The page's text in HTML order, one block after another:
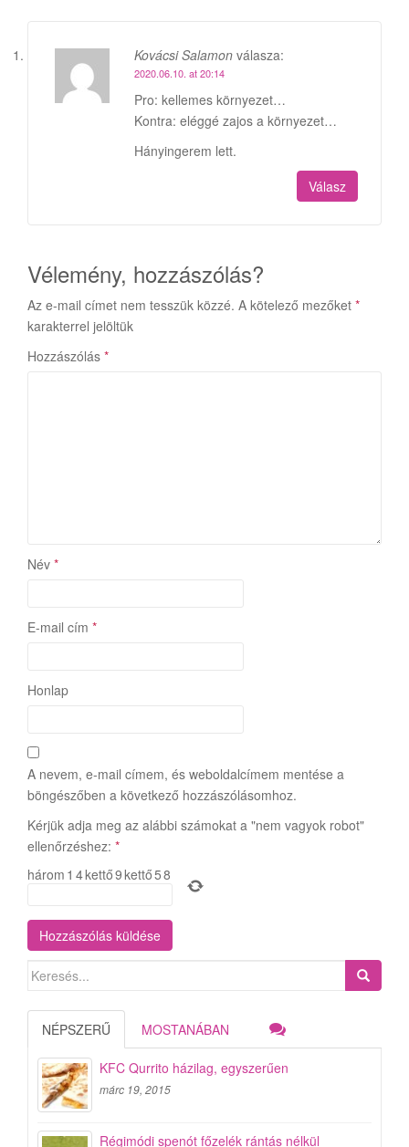
Kovácsi Salamon válasza:
2020.06.10. at 20:14
Pro: kellemes környezet…
Kontra: eléggé zajos a környezet…
Hányingerem lett.
Válasz
Vélemény, hozzászólás?
Az e-mail címet nem tesszük közzé. A kötelező mezőket *
karakterrel jelöltük
Hozzászólás *
Név *
E-mail cím *
Honlap
A nevem, e-mail címem, és weboldalcímem mentése a
böngészőben a következő hozzászólásomhoz.
Kérjük adja meg az alábbi számokat a "nem vagyok robot"
ellenőrzéshez: *
három 1 4kettő9kettő58
Search
NÉPSZERŰ MOSTANÁBAN
KFC Qurrito házilag, egyszerűen
márc 19, 2015
Régimódi spenót főzelék rántás nélkül